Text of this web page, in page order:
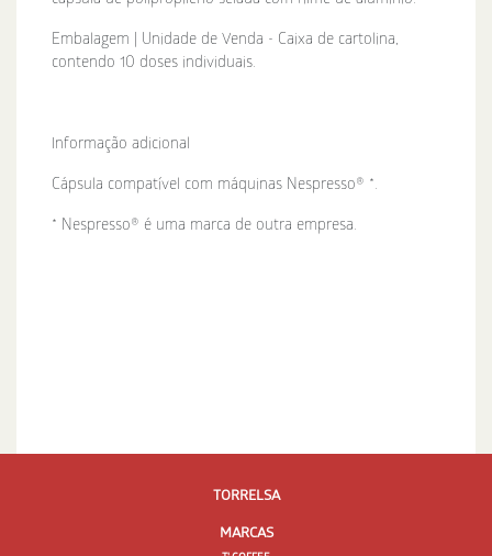
Embalagem | Unidade de Venda - Caixa de cartolina,
contendo 10 doses individuais.
Informação adicional
Cápsula compatível com máquinas Nespresso® *.
* Nespresso® é uma marca de outra empresa.
TORRELSA
MARCAS